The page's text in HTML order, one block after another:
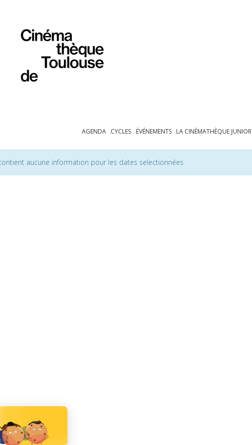
AGENDA CYCLES ÉVÉNEMENTS LA CINÉMATHÈQUE JUNIOR
aucune information pour les dates selectionnées